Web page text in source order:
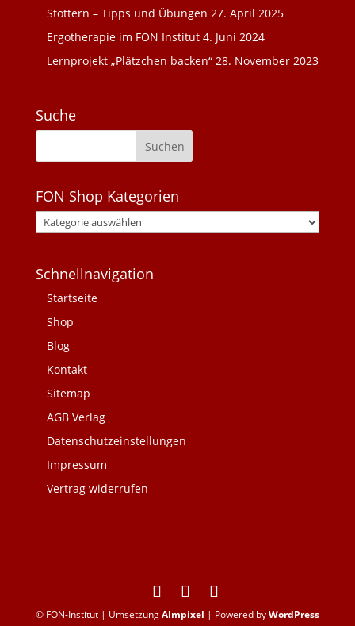
Stottern – Tipps und Übungen 27. April 2025
Ergotherapie im FON Institut 4. Juni 2024
Lernprojekt „Plätzchen backen“ 28. November 2023
Suche
FON Shop Kategorien
Schnellnavigation
Startseite
Shop
Blog
Kontakt
Sitemap
AGB Verlag
Datenschutzeinstellungen
Impressum
Vertrag widerrufen
© FON-Institut | UmsetzungAlmpixel | Powered byWordPress